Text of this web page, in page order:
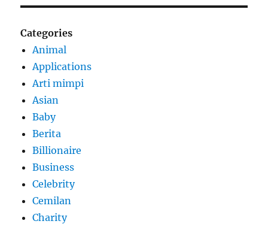
Categories
Animal
Applications
Arti mimpi
Asian
Baby
Berita
Billionaire
Business
Celebrity
Cemilan
Charity